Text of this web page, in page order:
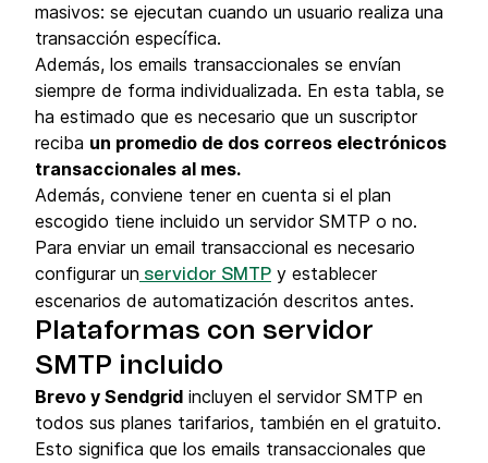
masivos: se ejecutan cuando un usuario realiza una
transacción específica.
Además, los emails transaccionales se envían
siempre de forma individualizada. En esta tabla, se
ha estimado que es necesario que un suscriptor
reciba un promedio de dos correos electrónicos
transaccionales al mes.
Además, conviene tener en cuenta si el plan
escogido tiene incluido un servidor SMTP o no.
Para enviar un email transaccional es necesario
configurar un servidor SMTP y establecer
escenarios de automatización descritos antes.
Plataformas con servidor
SMTP incluido
Brevo y Sendgrid incluyen el servidor SMTP en
todos sus planes tarifarios, también en el gratuito.
Esto significa que los emails transaccionales que